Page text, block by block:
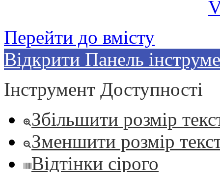
Перейти до вмісту
Відкрити Панель
Інструмент Доступності
Збільшити розмір
Зменшити розмір
Відтінки сірого